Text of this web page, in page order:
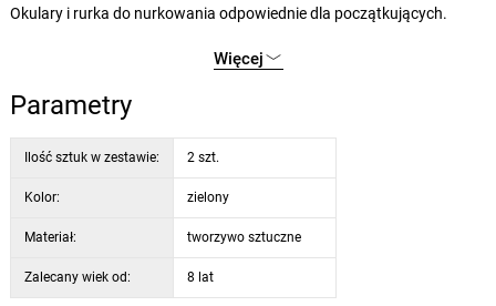
Okulary i rurka do nurkowania odpowiednie dla początkujących.
Maska z poliwęglanowymi szkłami ma bezpieczne soczewki z
powłoką chroniącą przed promieniowaniem UV i miękką gumową
Więcej
Parametry
Ilość sztuk w zestawie: 2 szt.
Kolor: zielony
Materiał: tworzywo sztuczne
Zalecany wiek od: 8 lat